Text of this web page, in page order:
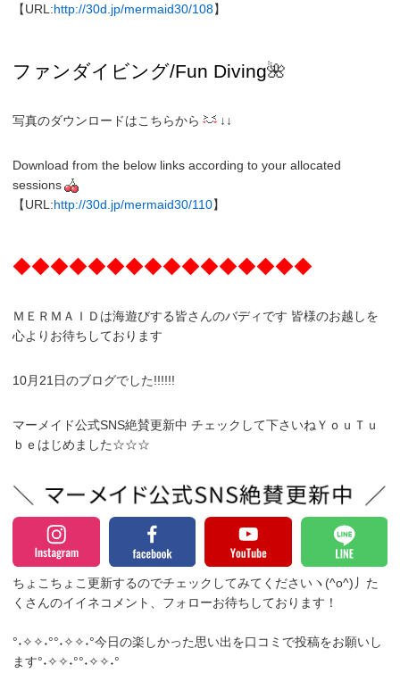
【URL:http://30d.jp/mermaid30/108】
ファンダイビング/Fun Diving🌺
写真のダウンロードはこちらから ↓↓
Download from the below links according to your allocated
sessions
【URL:http://30d.jp/mermaid30/110】
◆◆◆◆◆◆◆◆◆◆◆◆◆◆◆◆
ＭＥＲＭＡＩＤは海遊びする皆さんのバディです 皆様のお越しを
心よりお待ちしております
10月21日のブログでした!!!!!!
マーメイド公式SNS絶賛更新中 チェックして下さいねＹｏｕＴｕ
ｂｅはじめました☆☆☆
ちょこちょこ更新するのでチェックしてみてくださいヽ(^o^)丿 た
くさんのイイネコメント、フォローお待ちしております！
°˖✧✧˖°°˖✧✧˖°今日の楽しかった思い出を口コミで投稿をお願いし
ます°˖✧✧˖°°˖✧✧˖°